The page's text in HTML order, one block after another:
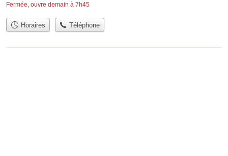
Fermée, ouvre demain à 7h45
Horaires Téléphone